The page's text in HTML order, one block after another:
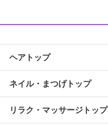
ヘアトップ
ネイル・まつげトップ
リラク・マッサージトップ